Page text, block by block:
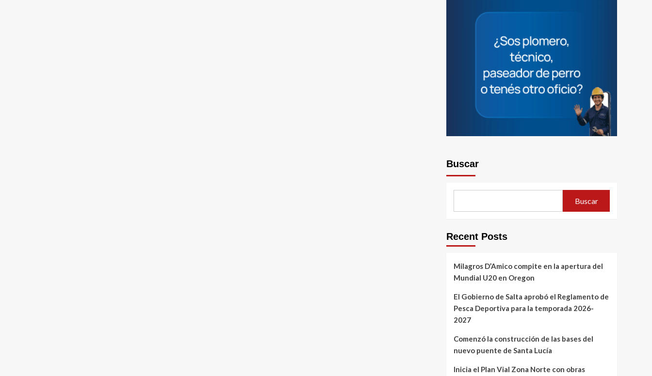
Buscar
Buscar
Recent Posts
Milagros D’Amico compite en la apertura del
Mundial U20 en Oregon
El Gobierno de Salta aprobó el Reglamento de
Pesca Deportiva para la temporada 2026-
2027
Comenzó la construcción de las bases del
nuevo puente de Santa Lucía
Inicia el Plan Vial Zona Norte con obras